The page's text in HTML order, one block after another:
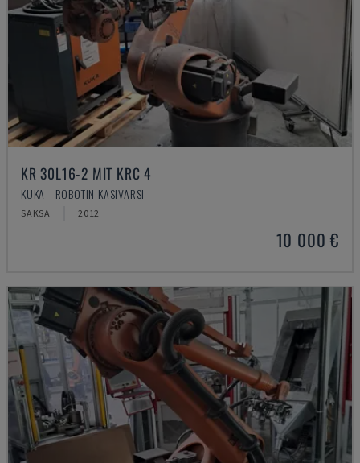
KR 30L16-2 MIT KRC 4
KUKA - ROBOTIN KÄSIVARSI
SAKSA 2012
10 000 €